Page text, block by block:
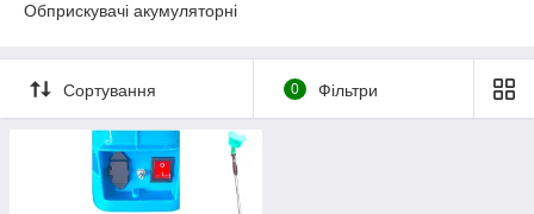
Обприскувачі акумуляторні
Сортування 0 Фільтри